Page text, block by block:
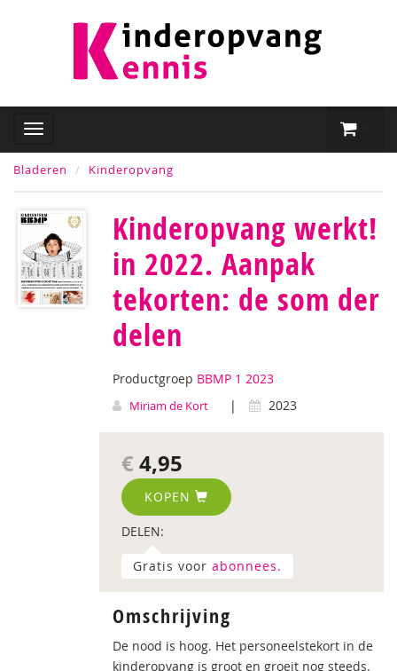
Bladeren Kinderopvang
Kinderopvang werkt!
in 2022. Aanpak
tekorten: de som der
delen
Productgroep BBMP 1 2023
Miriam de Kort | 2023
€ 4,95
KOPEN
DELEN:
Gratis voor abonnees.
Omschrijving
De nood is hoog. Het personeelstekort in de
kinderopvang is groot en groeit nog steeds.